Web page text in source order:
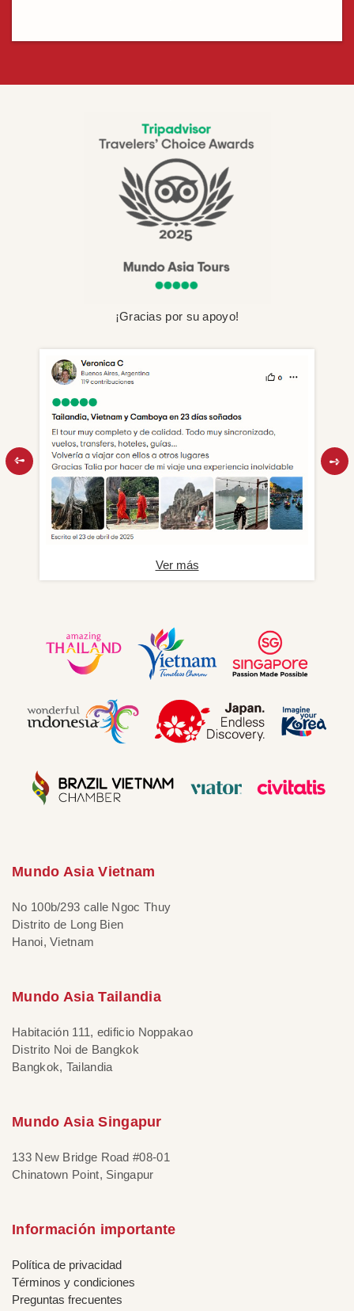
¡Gracias por su apoyo!
Ver más
Mundo Asia Vietnam
No 100b/293 calle Ngoc Thuy
Distrito de Long Bien
Hanoi, Vietnam
Mundo Asia Tailandia
Habitación 111, edificio Noppakao
Distrito Noi de Bangkok
Bangkok, Tailandia
Mundo Asia Singapur
133 New Bridge Road #08-01
Chinatown Point, Singapur
Información importante
Política de privacidad
Términos y condiciones
Preguntas frecuentes